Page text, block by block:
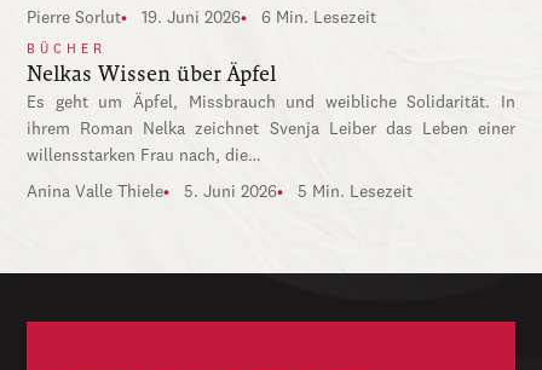
Pierre Sorlut 19. Juni 2026 6 Min. Lesezeit
BÜCHER
Nelkas Wissen über Äpfel
Es geht um Äpfel, Missbrauch und weibliche Solidarität. In
ihrem Roman Nelka zeichnet Svenja Leiber das Leben einer
willensstarken Frau nach, die…
Anina Valle Thiele 5. Juni 2026 5 Min. Lesezeit